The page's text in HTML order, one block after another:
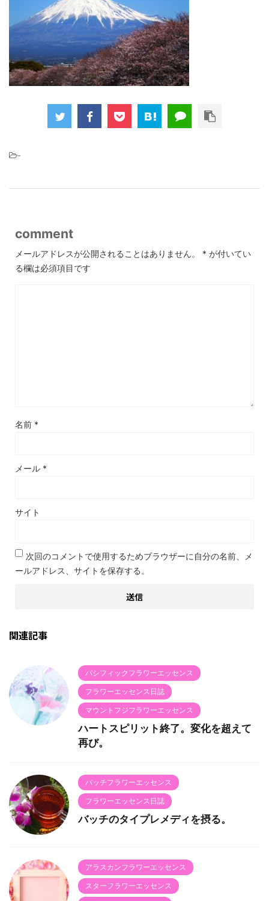
-
comment
メールアドレスが公開されることはありません。 * が付いてい
る欄は必須項目です
名前 *
メール *
サイト
次回のコメントで使用するためブラウザーに自分の名前、メ
ールアドレス、サイトを保存する。
関連記事
パシフィックフラワーエッセンス
フラワーエッセンス日誌
マウントフジフラワーエッセンス
ハートスピリット終了。変化を超えて
再び。
バッチフラワーエッセンス
フラワーエッセンス日誌
バッチのタイプレメディを摂る。
アラスカンフラワーエッセンス
スターフラワーエッセンス